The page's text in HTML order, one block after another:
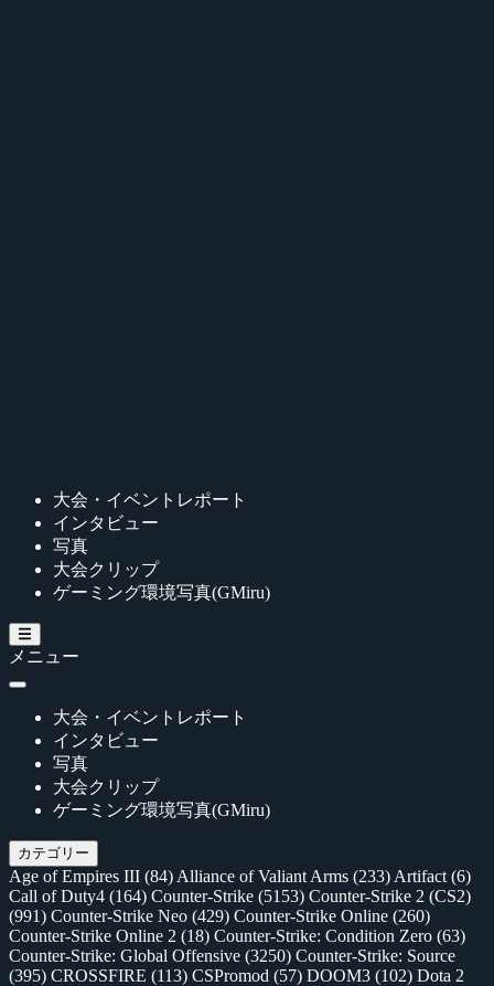
大会・イベントレポート
インタビュー
写真
大会クリップ
ゲーミング環境写真(GMiru)
メニュー
大会・イベントレポート
インタビュー
写真
大会クリップ
ゲーミング環境写真(GMiru)
カテゴリー
Age of Empires III (84) Alliance of Valiant Arms (233) Artifact (6)
Call of Duty4 (164) Counter-Strike (5153) Counter-Strike 2 (CS2)
(991) Counter-Strike Neo (429) Counter-Strike Online (260)
Counter-Strike Online 2 (18) Counter-Strike: Condition Zero (63)
Counter-Strike: Global Offensive (3250) Counter-Strike: Source
(395) CROSSFIRE (113) CSPromod (57) DOOM3 (102) Dota 2